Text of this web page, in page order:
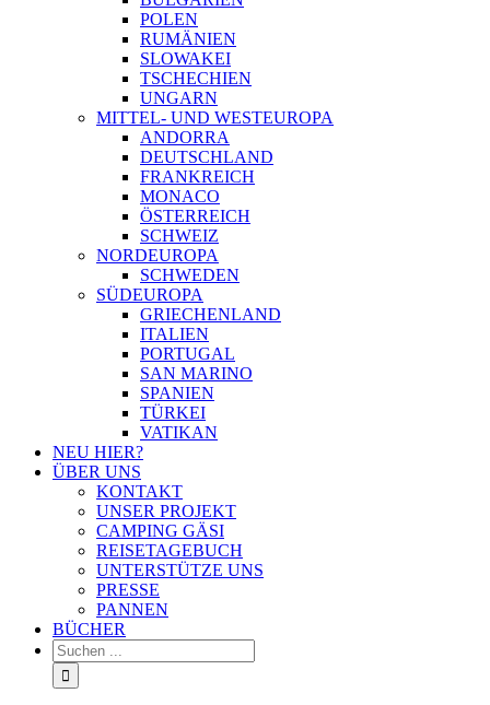
POLEN
RUMÄNIEN
SLOWAKEI
TSCHECHIEN
UNGARN
MITTEL- UND WESTEUROPA
ANDORRA
DEUTSCHLAND
FRANKREICH
MONACO
ÖSTERREICH
SCHWEIZ
NORDEUROPA
SCHWEDEN
SÜDEUROPA
GRIECHENLAND
ITALIEN
PORTUGAL
SAN MARINO
SPANIEN
TÜRKEI
VATIKAN
NEU HIER?
ÜBER UNS
KONTAKT
UNSER PROJEKT
CAMPING GÄSI
REISETAGEBUCH
UNTERSTÜTZE UNS
PRESSE
PANNEN
BÜCHER
Suche
nach: